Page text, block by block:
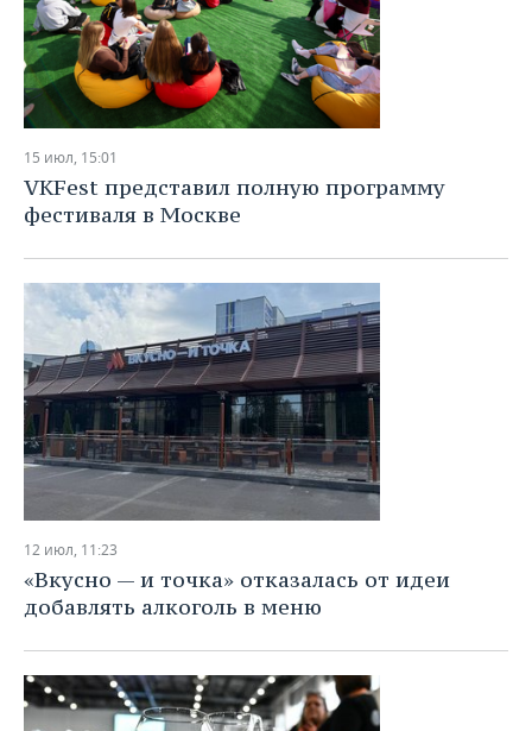
15 июл, 15:01
VKFest представил полную программу
фестиваля в Москве
12 июл, 11:23
«Вкусно — и точка» отказалась от идеи
добавлять алкоголь в меню